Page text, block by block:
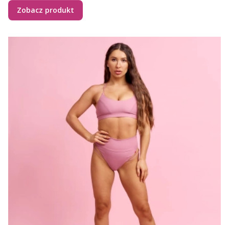
Zobacz produkt